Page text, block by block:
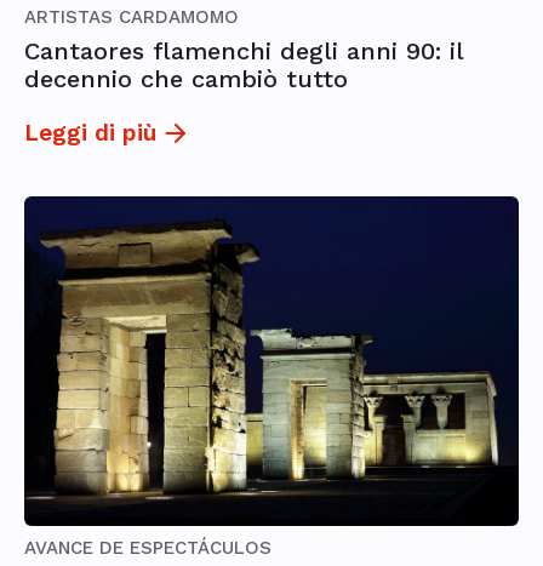
ARTISTAS CARDAMOMO
Cantaores flamenchi degli anni 90: il
decennio che cambiò tutto
Leggi di più
AVANCE DE ESPECTÁCULOS